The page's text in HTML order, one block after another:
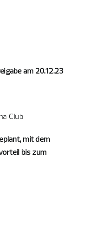
am 20.12.23
Club
mit dem
bis zum